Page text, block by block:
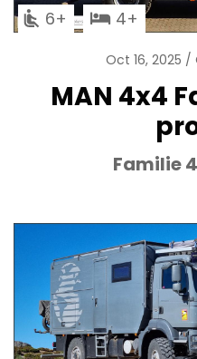
6 4
Oct 16, 2025
MAN 4x4
Familie